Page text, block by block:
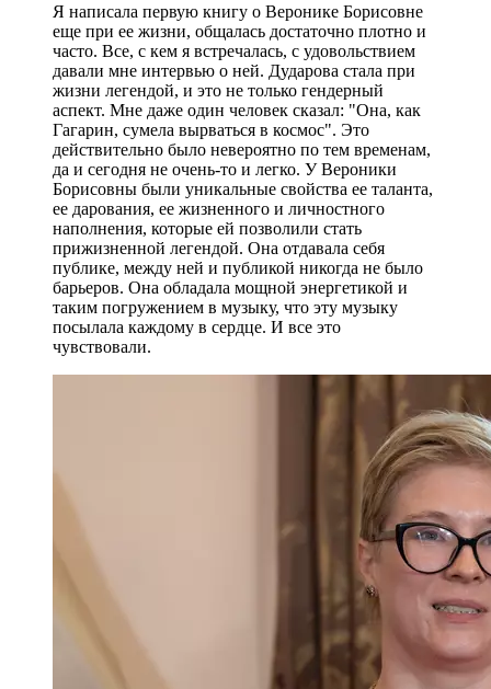
Я написала первую книгу о Веронике Борисовне
еще при ее жизни, общалась достаточно плотно и
часто. Все, с кем я встречалась, с удовольствием
давали мне интервью о ней. Дударова стала при
жизни легендой, и это не только гендерный
аспект. Мне даже один человек сказал: "Она, как
Гагарин, сумела вырваться в космос". Это
действительно было невероятно по тем временам,
да и сегодня не очень-то и легко. У Вероники
Борисовны были уникальные свойства ее таланта,
ее дарования, ее жизненного и личностного
наполнения, которые ей позволили стать
прижизненной легендой. Она отдавала себя
публике, между ней и публикой никогда не было
барьеров. Она обладала мощной энергетикой и
таким погружением в музыку, что эту музыку
посылала каждому в сердце. И все это
чувствовали.